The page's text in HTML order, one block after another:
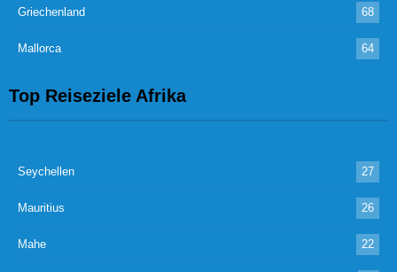
Griechenland 68
Mallorca 64
Top Reiseziele Afrika
Seychellen 27
Mauritius 26
Mahe 22